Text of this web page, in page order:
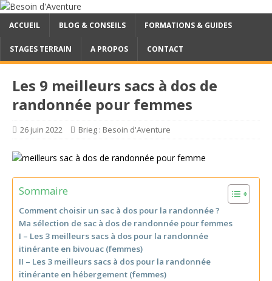
ACCUEIL BLOG & CONSEILS FORMATIONS & GUIDES
STAGES TERRAIN A PROPOS CONTACT
Les 9 meilleurs sacs à dos de
randonnée pour femmes
26 juin 2022 Brieg : Besoin d'Aventure
Sommaire
Comment choisir un sac à dos pour la randonnée ?
Ma sélection de sac à dos de randonnée pour femmes
I – Les 3 meilleurs sacs à dos pour la randonnée
itinérante en bivouac (femmes)
II – Les 3 meilleurs sacs à dos pour la randonnée
itinérante en hébergement (femmes)